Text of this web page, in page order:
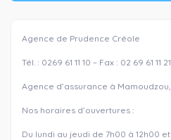
Agence de Prudence Créole
Tél. : 0269 61 11 10 – Fax : 02 69 61 11 21
Agence d’assurance à
Nos horaires d’ouvertures :
Du lundi au jeudi de 7h00 à 12h00 et